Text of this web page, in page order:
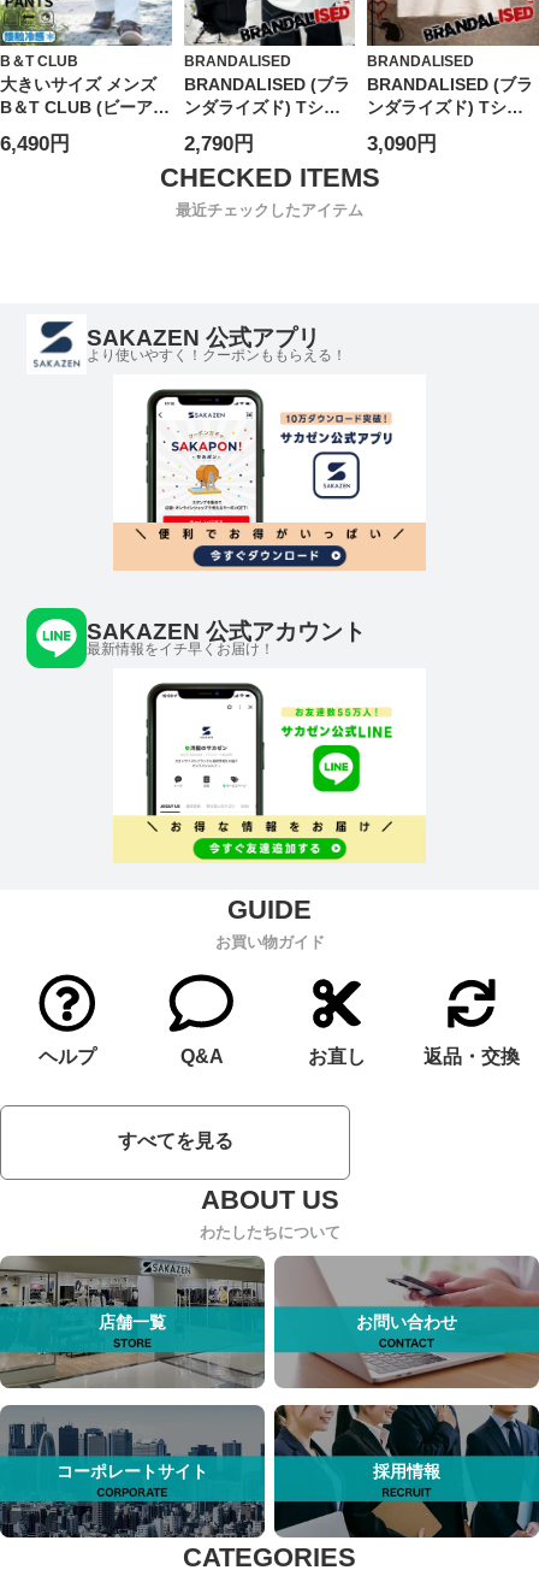
B＆T CLUB
大きいサイズ メンズ
B＆T CLUB (ビーアン
ドティークラブ)
COOL ストレッチ 無
6,490円
BRANDALISED
BRANDALISED (ブラ
ンダライズド) Tシャ
ツ 半袖 接触冷感 UV
カット バンクシー ス
トレッチ クルーネッ
ク カットソー Love
Rat BR26SU03D12 ユ
2,790円
BRANDALISED
BRANDALISED (ブラ
ンダライズド) Tシャ
ツ 半袖 接触冷感 速乾
バンクシー クルーネ
ック カットソー Love
3,090円
最近チェックしたアイテム
SAKAZEN 公式アプリ
より使いやすく！クーポンももらえる！
SAKAZEN 公式アカウント
最新情報をイチ早くお届け！
お買い物ガイド
ヘルプ Q&A お直し 返品・交換
すべてを見る
わたしたちについて
店舗一覧 お問い合わせ
コーポレートサイト 採用情報